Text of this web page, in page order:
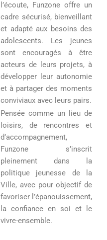
l’écoute, Funzone offre un
cadre sécurisé, bienveillant
et adapté aux besoins des
adolescents. Les jeunes
sont encouragés à être
acteurs de leurs projets, à
développer leur autonomie
et à partager des moments
conviviaux avec leurs pairs.
Pensée comme un lieu de
loisirs, de rencontres et
d’accompagnement,
Funzone s’inscrit
pleinement dans la
politique jeunesse de la
Ville, avec pour objectif de
favoriser l’épanouissement,
la confiance en soi et le
vivre-ensemble.